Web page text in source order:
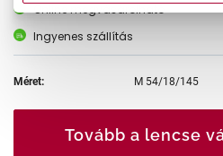
Online megvásárolható
Ingyenes szállítás
Méret: M 54/18/145
Tovább a lencse